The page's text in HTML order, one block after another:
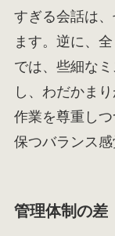
すぎる会話は
ます。逆に、
では、些細な
し、わだかま
作業を尊重し
保つバランス感
管理体制の差